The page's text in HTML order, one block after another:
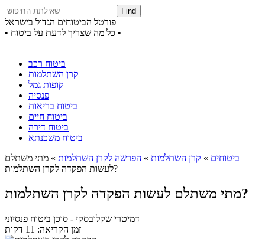
Find
פורטל הביטוחים הגדול בישראל
• כל מה שצריך לדעת על ביטוח •
ביטוח רכב
קרן השתלמות
קופות גמל
פנסיה
ביטוח בריאות
ביטוח חיים
ביטוח דירה
ביטוח משכנתא
ביטוחים » קרן השתלמות » הפרשה לקרן השתלמות » מתי משתלם
לעשות הפקדה לקרן השתלמות?
מתי משתלם לעשות הפקדה לקרן השתלמות?
דמיטרי שקלובסקי - סוכן ביטוח פנסיוני
זמן הקריאה: 11 דקות